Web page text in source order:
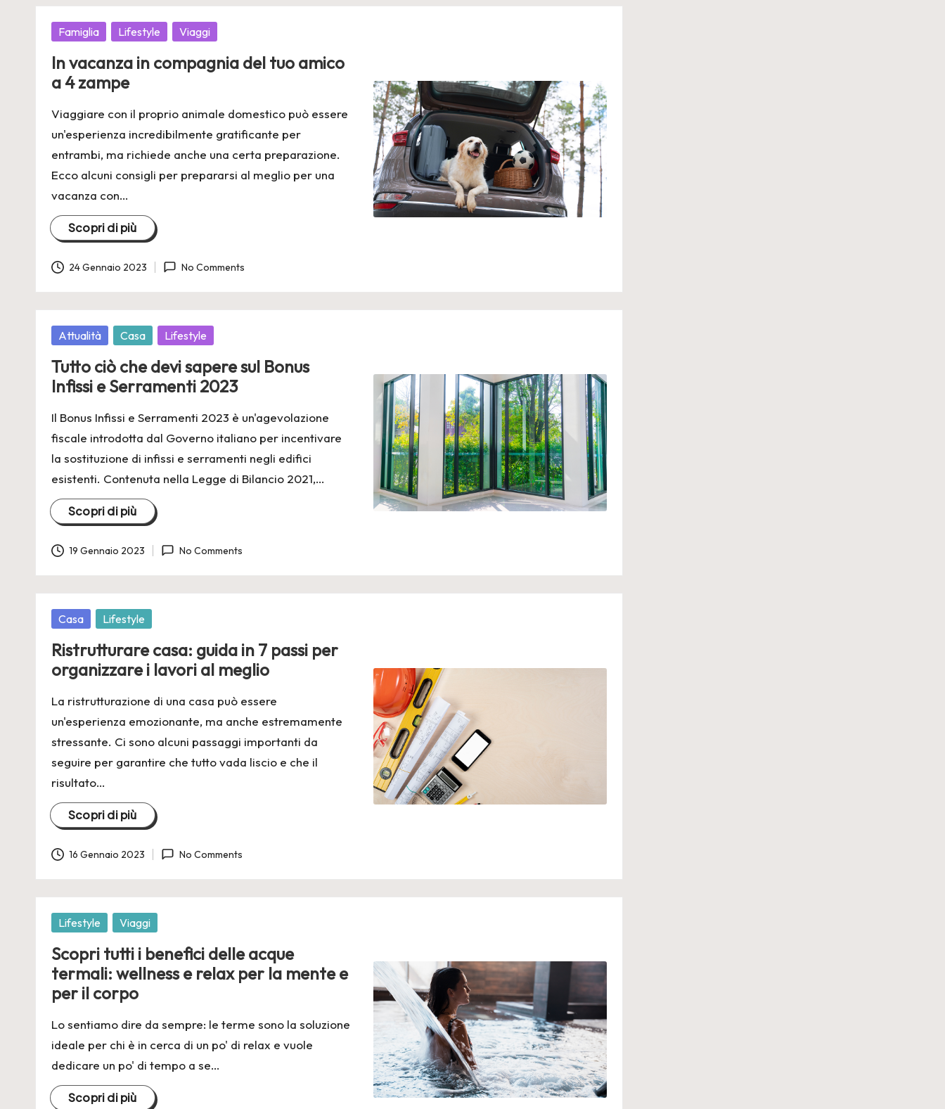
Posted
Famiglia Lifestyle Viaggi
In vacanza in compagnia del tuo amico
a 4 zampe
Viaggiare con il proprio animale domestico può essere
un'esperienza incredibilmente gratificante per
entrambi, ma richiede anche una certa preparazione.
Ecco alcuni consigli per prepararsi al meglio per una
vacanza con…
Scopri di più
24 Gennaio 2023 No Comments
Posted
Attualità Casa Lifestyle
Tutto ciò che devi sapere sul Bonus
Infissi e Serramenti 2023
Il Bonus Infissi e Serramenti 2023 è un'agevolazione
fiscale introdotta dal Governo italiano per incentivare
la sostituzione di infissi e serramenti negli edifici
esistenti. Contenuta nella Legge di Bilancio 2021,…
Scopri di più
19 Gennaio 2023 No Comments
Posted
Casa Lifestyle
Ristrutturare casa: guida in 7 passi per
organizzare i lavori al meglio
La ristrutturazione di una casa può essere
un'esperienza emozionante, ma anche estremamente
stressante. Ci sono alcuni passaggi importanti da
seguire per garantire che tutto vada liscio e che il
risultato…
Scopri di più
16 Gennaio 2023 No Comments
Posted
Lifestyle Viaggi
Scopri tutti i benefici delle acque
termali: wellness e relax per la mente e
per il corpo
Lo sentiamo dire da sempre: le terme sono la soluzione
ideale per chi è in cerca di un po' di relax e vuole
dedicare un po' di tempo a se…
Scopri di più